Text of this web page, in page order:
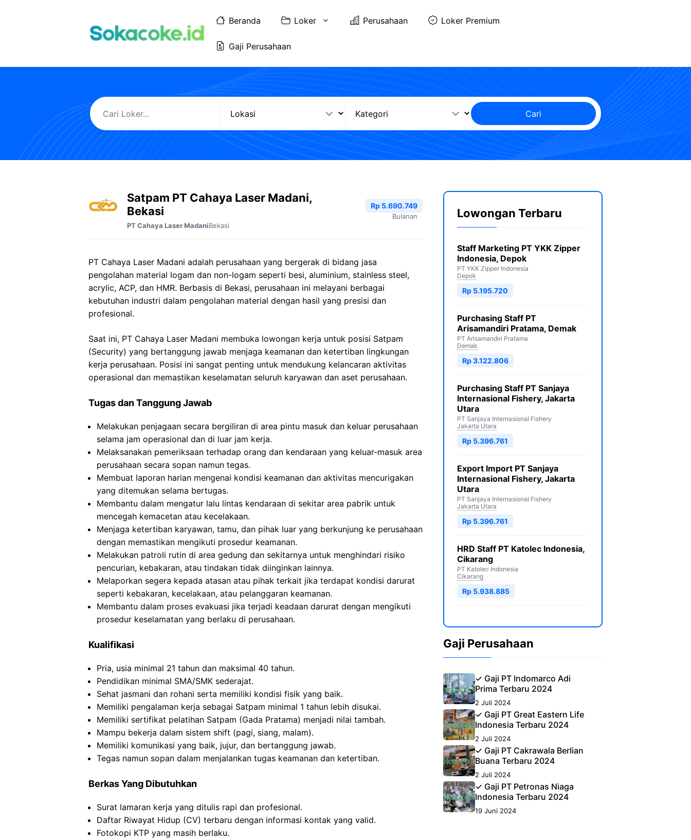
Beranda Loker Perusahaan Loker Premium
Gaji Perusahaan
Cari
Satpam PT Cahaya Laser Madani,
Bekasi
PT Cahaya Laser MadaniBekasi
Rp 5.690.749
Bulanan
PT Cahaya Laser Madani adalah perusahaan yang bergerak di bidang jasa
pengolahan material logam dan non-logam seperti besi, aluminium, stainless steel,
acrylic, ACP, dan HMR. Berbasis di Bekasi, perusahaan ini melayani berbagai
kebutuhan industri dalam pengolahan material dengan hasil yang presisi dan
profesional.
Saat ini, PT Cahaya Laser Madani membuka lowongan kerja untuk posisi Satpam
(Security) yang bertanggung jawab menjaga keamanan dan ketertiban lingkungan
kerja perusahaan. Posisi ini sangat penting untuk mendukung kelancaran aktivitas
operasional dan memastikan keselamatan seluruh karyawan dan aset perusahaan.
Tugas dan Tanggung Jawab
Melakukan penjagaan secara bergiliran di area pintu masuk dan keluar perusahaan
selama jam operasional dan di luar jam kerja.
Melaksanakan pemeriksaan terhadap orang dan kendaraan yang keluar-masuk area
perusahaan secara sopan namun tegas.
Membuat laporan harian mengenai kondisi keamanan dan aktivitas mencurigakan
yang ditemukan selama bertugas.
Membantu dalam mengatur lalu lintas kendaraan di sekitar area pabrik untuk
mencegah kemacetan atau kecelakaan.
Menjaga ketertiban karyawan, tamu, dan pihak luar yang berkunjung ke perusahaan
dengan memastikan mengikuti prosedur keamanan.
Melakukan patroli rutin di area gedung dan sekitarnya untuk menghindari risiko
pencurian, kebakaran, atau tindakan tidak diinginkan lainnya.
Melaporkan segera kepada atasan atau pihak terkait jika terdapat kondisi darurat
seperti kebakaran, kecelakaan, atau pelanggaran keamanan.
Membantu dalam proses evakuasi jika terjadi keadaan darurat dengan mengikuti
prosedur keselamatan yang berlaku di perusahaan.
Kualifikasi
Pria, usia minimal 21 tahun dan maksimal 40 tahun.
Pendidikan minimal SMA/SMK sederajat.
Sehat jasmani dan rohani serta memiliki kondisi fisik yang baik.
Memiliki pengalaman kerja sebagai Satpam minimal 1 tahun lebih disukai.
Memiliki sertifikat pelatihan Satpam (Gada Pratama) menjadi nilai tambah.
Mampu bekerja dalam sistem shift (pagi, siang, malam).
Memiliki komunikasi yang baik, jujur, dan bertanggung jawab.
Tegas namun sopan dalam menjalankan tugas keamanan dan ketertiban.
Berkas Yang Dibutuhkan
Surat lamaran kerja yang ditulis rapi dan profesional.
Daftar Riwayat Hidup (CV) terbaru dengan informasi kontak yang valid.
Fotokopi KTP yang masih berlaku.
Lowongan Terbaru
Staff Marketing PT YKK Zipper
Indonesia, Depok
PT YKK Zipper Indonesia
Depok
Rp 5.195.720
Purchasing Staff PT
Arisamandiri Pratama, Demak
PT Arisamandiri Pratama
Demak
Rp 3.122.806
Purchasing Staff PT Sanjaya
Internasional Fishery, Jakarta
Utara
PT Sanjaya Internasional Fishery
Jakarta Utara
Rp 5.396.761
Export Import PT Sanjaya
Internasional Fishery, Jakarta
Utara
PT Sanjaya Internasional Fishery
Jakarta Utara
Rp 5.396.761
HRD Staff PT Katolec Indonesia,
Cikarang
PT Katolec Indonesia
Cikarang
Rp 5.938.885
Gaji Perusahaan
✓ Gaji PT Indomarco Adi
Prima Terbaru 2024
2 Juli 2024
✓ Gaji PT Great Eastern Life
Indonesia Terbaru 2024
2 Juli 2024
✓ Gaji PT Cakrawala Berlian
Buana Terbaru 2024
2 Juli 2024
✓ Gaji PT Petronas Niaga
Indonesia Terbaru 2024
19 Juni 2024